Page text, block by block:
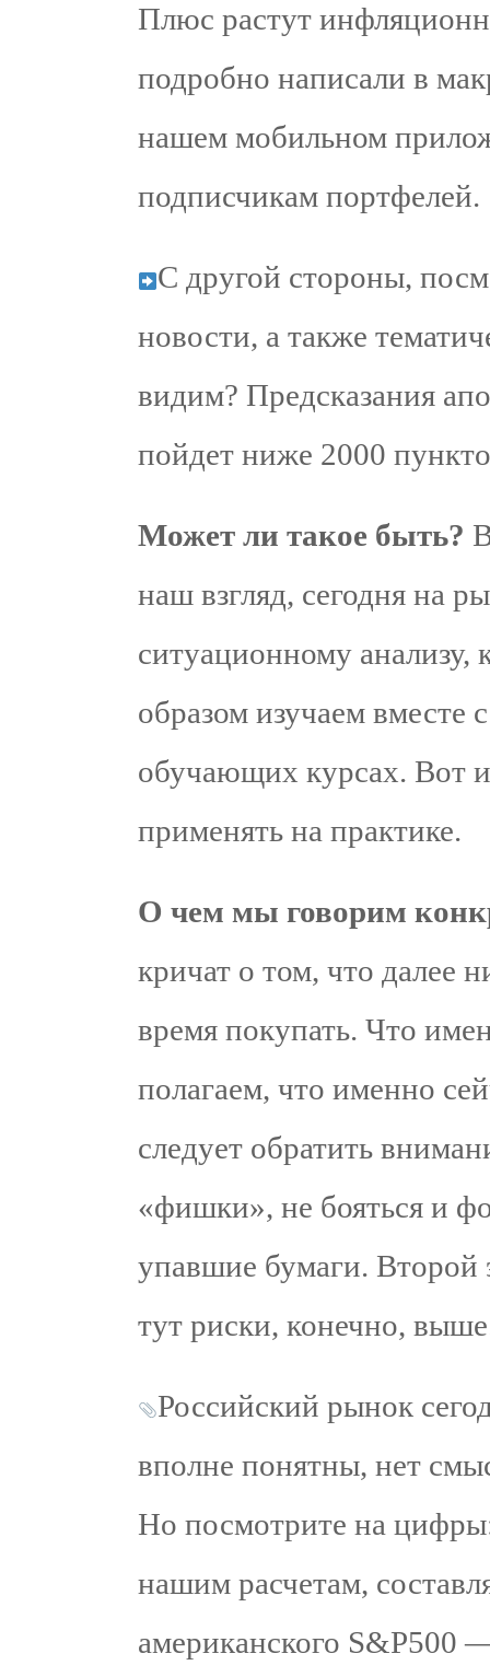
Плюс растут
подробно написали в
нашем мобильном
подписчикам портфелей.
С другой стороны,
новости, а также
видим? Предсказания
пойдет ниже 2000
Может ли такое быть?
наш взгляд, сегодня на
ситуационному
образом изучаем вместе
обучающих курсах. Вот
применять на практике.
О чем мы говорим
кричат о том, что далее
время покупать. Что
полагаем, что именно
следует обратить
«фишки», не бояться и
упавшие бумаги.
тут риски, конечно,
Российский рынок
вполне понятны, нет
Но посмотрите на
нашим расчетам,
американского S&P500